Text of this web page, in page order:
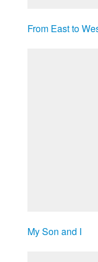
From East to
My Son and I